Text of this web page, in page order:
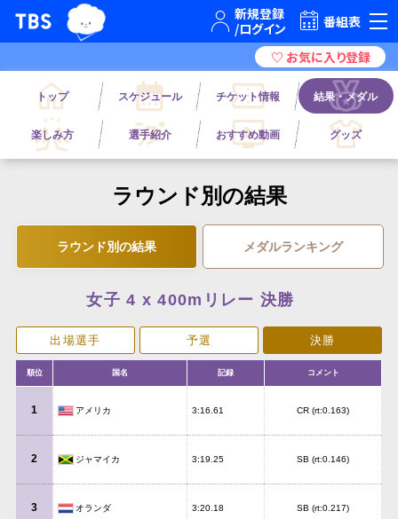
TBSテレビ｜ときめくときを。
TBSグループキャラクター『ワクティ』
番組表
トップ スケジュール チケット情報 結果・メダル
楽しみ方 選手紹介 おすすめ動画 グッズ
ラウンド別の結果
ラウンド別の結果 メダルランキング
女子 4 x 400mリレー 決勝
出場選手 予選 決勝
順位 国名 記録 コメント
1 アメリカ 3:16.61 CR (rt:0.163)
2 ジャマイカ 3:19.25 SB (rt:0.146)
3 オランダ 3:20.18 SB (rt:0.217)